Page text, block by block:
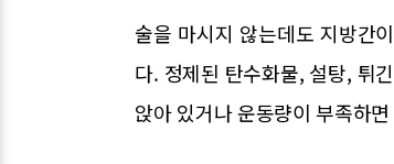
술을 마시지 않는데도 지방간
다. 정제된 탄수화물, 설탕, 튀
앉아 있거나 운동량이 부족하